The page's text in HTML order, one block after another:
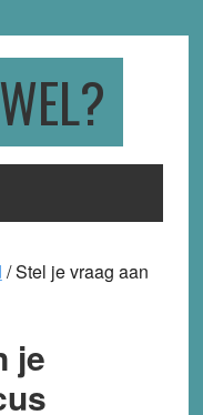
/Stel je vraag aan
je